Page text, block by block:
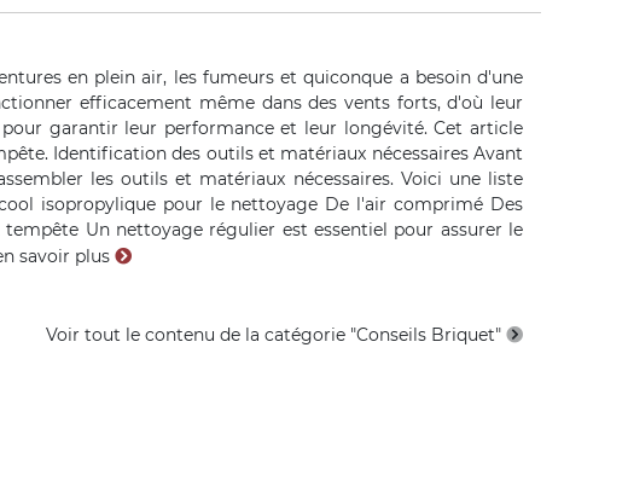
en plein air, les fumeurs et quiconque a besoin d'une
efficacement même dans des vents forts, d'où leur
garantir leur performance et leur longévité. Cet article
Identification des outils et matériaux nécessaires Avant
les outils et matériaux nécessaires. Voici une liste
isopropylique pour le nettoyage De l'air comprimé Des
Un nettoyage régulier est essentiel pour assurer le
savoir plus
Voir tout le contenu de la catégorie "Conseils Briquet"